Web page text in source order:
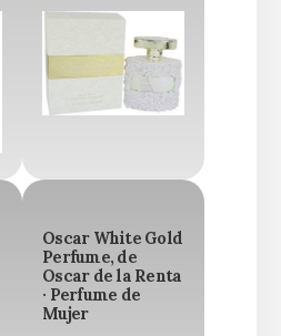
Oscar White Gold
Perfume, de
Oscar de la Renta
· Perfume de
Mujer